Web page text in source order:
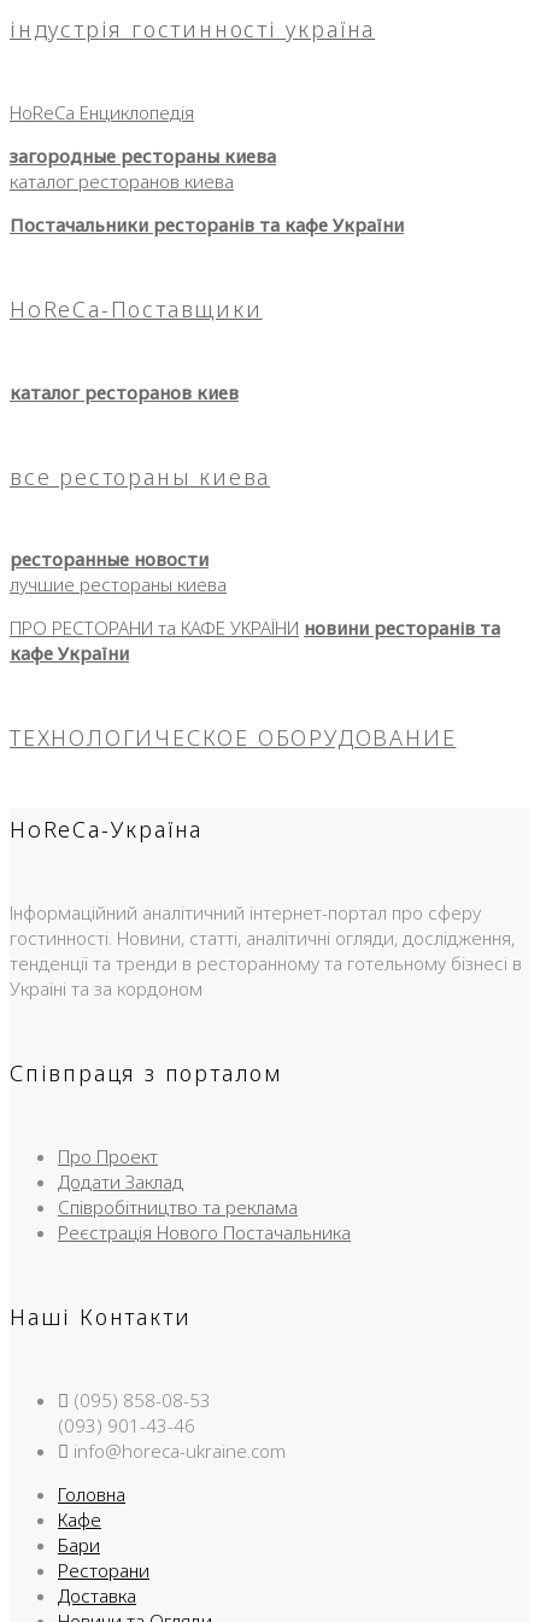
індустрія гостинності україна
HoReCa Енциклопедія
загородные рестораны киева
каталог ресторанов киева
Постачальники ресторанів та кафе України
HoReCa-Поставщики
каталог ресторанов киев
все рестораны киева
ресторанные новости
лучшие рестораны киева
ПРО РЕСТОРАНИ та КАФЕ УКРАЇНИ новини ресторанів та
кафе України
ТЕХНОЛОГИЧЕСКОЕ ОБОРУДОВАНИЕ
HoReCa-Україна
Інформаційний аналітичний інтернет-портал про сферу
гостинності. Новини, статті, аналітичні огляди, дослідження,
тенденції та тренди в ресторанному та готельному бізнесі в
Україні та за кордоном
Співпраця з порталом
Про Проект
Додати Заклад
Співробітництво та реклама
Реєстрація Нового Постачальника
Наші Контакти
(095) 858-08-53
(093) 901-43-46
info@horeca-ukraine.com
Головна
Кафе
Бари
Ресторани
Доставка